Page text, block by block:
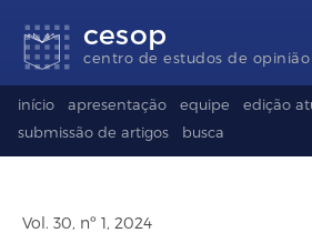
acessibilidade
para
conteúdo
para
rodapé
idioma
(Language
selection)
cesop
centro de estudos de
início apresentação equipe edição
submissão de artigos
busca
Vol. 30, nº 1, 2024